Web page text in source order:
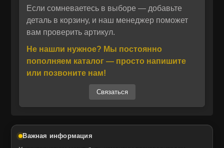
Отправить
Даю своё согласие на обработку персональных данных.
Отправить
Даю своё согласие на обработку персональных данных.
многолетний опыт в изготовлении
компонентов для дизельных двигателей.
Наша компания является официальным
дистрибьютором KMP Brand в России,
поэтому каждая покупка в интернет‑магазине
гарантирует подлинность детали и исключает
Запчасти поставляются компанией MTK,
официальным дистрибьютором ITR USCO в
OEM‑стандартам, полностью совместима с
Если сомневаетесь в выборе — добавьте
деталь в корзину, и наш менеджер поможет
вам проверить артикул.
Не нашли нужное? Мы постоянно
пополняем каталог — просто напишите
или позвоните нам!
Связаться
Важная информация